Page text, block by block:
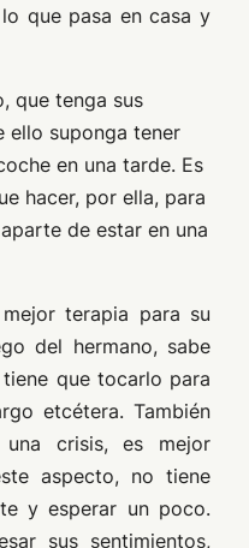
que pasa en casa y
que tenga sus
ello suponga tener
en una tarde. Es
hacer, por ella, para
de estar en una
terapia para su
del hermano, sabe
que tocarlo para
etcétera. También
crisis, es mejor
aspecto, no tiene
y esperar un poco.
sus sentimientos,